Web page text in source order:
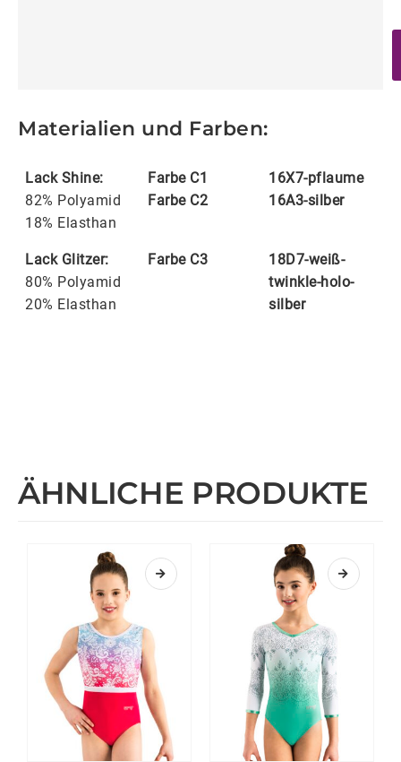
Materialien und Farben:
Lack Shine:
82% Polyamid
18% Elasthan
Farbe C1
Farbe C2
16X7-pflaume
16A3-silber
Lack Glitzer:
80% Polyamid
20% Elasthan
Farbe C3
18D7-weiß-
twinkle-holo-
silber
ÄHNLICHE PRODUKTE